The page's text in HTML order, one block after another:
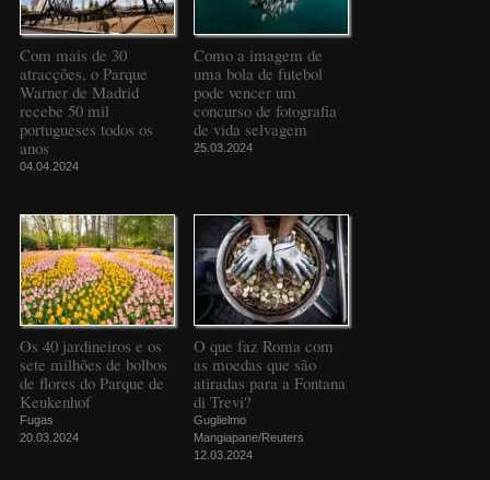
Com mais de 30
atracções, o Parque
Warner de Madrid
recebe 50 mil
portugueses todos os
anos
04.04.2024
Como a imagem de
uma bola de futebol
pode vencer um
concurso de fotografia
de vida selvagem
25.03.2024
Os 40 jardineiros e os
sete milhões de bolbos
de flores do Parque de
Keukenhof
Fugas
20.03.2024
O que faz Roma com
as moedas que são
atiradas para a Fontana
di Trevi?
Guglielmo
Mangiapane/Reuters
12.03.2024